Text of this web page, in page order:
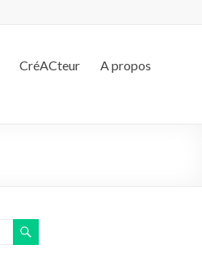
CréACteur A propos